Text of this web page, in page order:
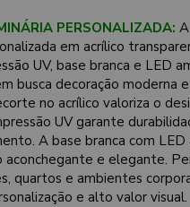
PERSONALIZADA: A
em acrílico
UV, base branca e LED
busca decoração moderna e
no acrílico valoriza o
UV garante
A base branca com LED
aconchegante e elegante.
quartos e ambientes
e alto valor visual.